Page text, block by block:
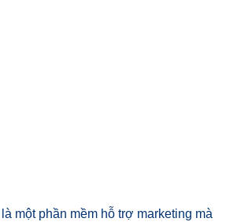
một phần mềm hỗ trợ marketing mà